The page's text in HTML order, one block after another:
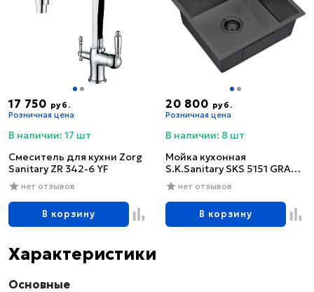
17 750 руб.
Розничная цена
В наличии: 17 шт
Смеситель для кухни Zorg
Sanitary ZR 342-6 YF
нет отзывов
В корзину
20 800 руб.
Розничная цена
В наличии: 8 шт
Мойка кухонная
S.K.Sanitary SKS 5151 GRAFIT
с сифоном
нет отзывов
В корзину
Характеристики
Основные